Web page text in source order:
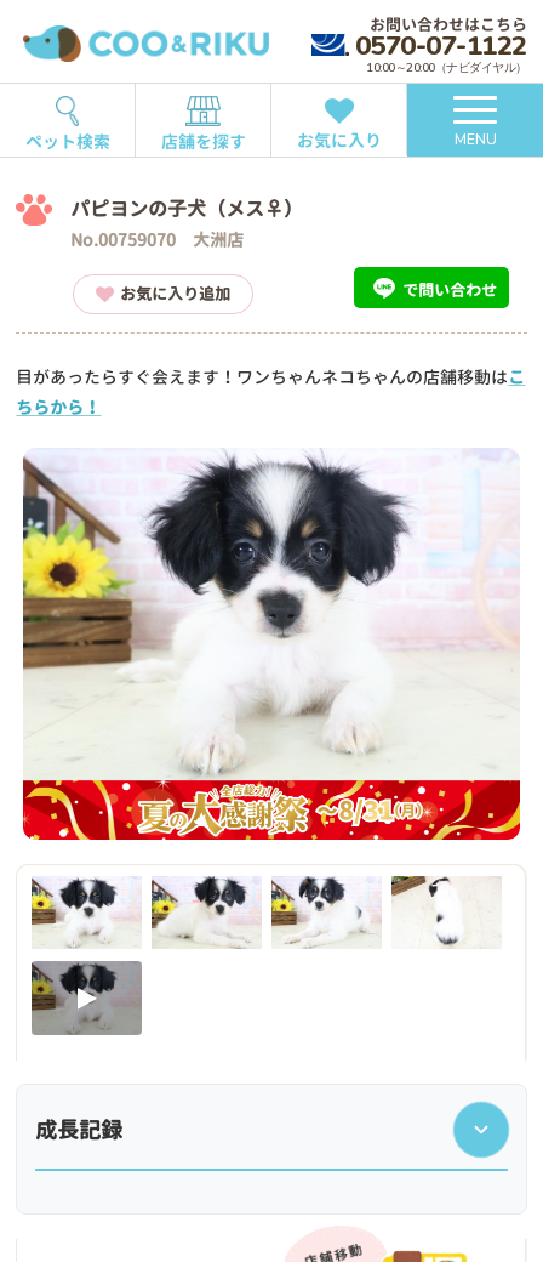
お問い合わせはこちら
0570-07-1122
10:00～20:00（ナビダイヤル）
ペット検索 店舗を探す お気に入り MENU
パピヨンの子犬（メス♀）
No.00759070 大洲店
お気に入り追加 で問い合わせ
目があったらすぐ会えます！ワンちゃんネコちゃんの店舗移動はこ
ちらから！
成長記録